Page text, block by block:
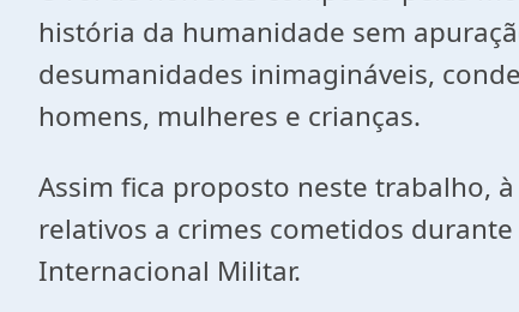
história da humanidade sem
desumanidades inimagináveis,
homens, mulheres e crianças.
Assim fica proposto neste trabalho,
relativos a crimes cometidos
Internacional Militar.